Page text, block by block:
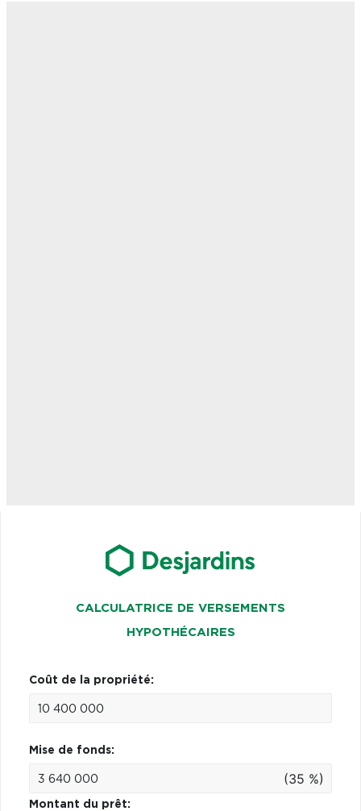
CALCULATRICE DE VERSEMENTS
HYPOTHÉCAIRES
Coût de la propriété:
Mise de fonds:
(35 %)
Montant du prêt: